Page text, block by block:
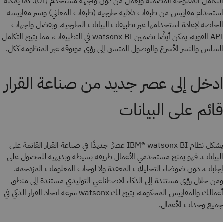
استخدام مقاييس من طبقات دلالية خارجية (طبقات المعاني) ونشر مقاييسه
الخاصة لإعادة استخدامها عبر تطبيقات البيانات الخارجية. وبفضل واجهات
API القوية، يمكن أيضًا تضمين watsonx BI في التطبيقات، مما يتيح التكامل
السلس والنشر الأسرع والوصول المتسق إلى رؤى موثوقة عبر المنظومة ككل.
ادخل إلى عصر جديد من صناعة القرار
قائم على البيانات
يشكل نظام IBM® watsonx BI عصرًا جديدًا في صناعة القرار القائمة على
البيانات. فهو يمنح مستخدمي الأعمال طريقة بسيطة وبديهية للحصول على
إجابات، دون ضوضاء التحليلات المعقدة ولا لوحات المعلومات المزدحمة.
ومن خلال رؤى مستندة إلى الذكاء الاصطناعي التوليدي مستندة إلى منطق
أعمالك والمقاييس المحكومة، يتيح لك watsonx سرعة اتخاذ القرار الذكي في
جميع وحدات الأعمال.